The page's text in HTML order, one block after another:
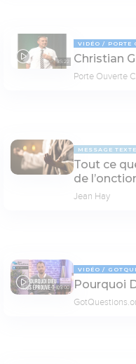
35:22
VIDÉO PORTE
Christian
Porte Ouverte
MESSAGE TEXTE
Tout ce
de
Jean Hay
05:00
VIDÉO
Pourquoi